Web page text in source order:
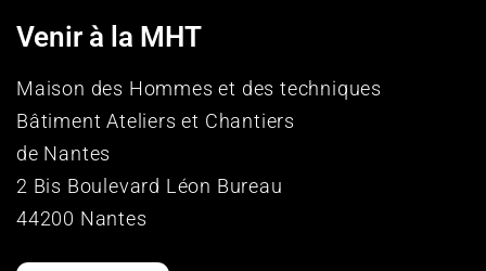
Venir à la MHT
Maison des Hommes et des techniques
Bâtiment Ateliers et Chantiers
de Nantes
2 Bis Boulevard Léon Bureau
44200 Nantes